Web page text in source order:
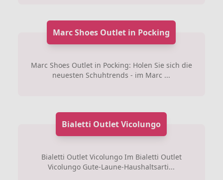
Marc Shoes Outlet in Pocking
Marc Shoes Outlet in Pocking: Holen Sie sich die
neuesten Schuhtrends - im Marc ...
Bialetti Outlet Vicolungo
Bialetti Outlet Vicolungo Im Bialetti Outlet
Vicolungo Gute-Laune-Haushaltsarti...